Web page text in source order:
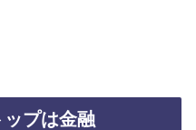
プは金融